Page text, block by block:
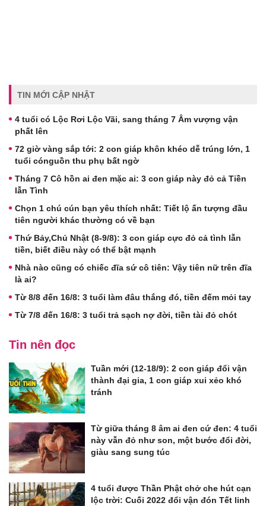
TIN MỚI CẬP NHẬT
4 tuổi có Lộc Rơi Lộc Vãi, sang tháng 7 Âm vượng vận
phất lên
72 giờ vàng sắp tới: 2 con giáp khôn khéo dễ trúng lớn, 1
tuổi cónguồn thu phụ bất ngờ
Tháng 7 Cô hồn ai đen mặc ai: 3 con giáp này đỏ cả Tiền
lẫn Tình
Chọn 1 chú cún bạn yêu thích nhất: Tiết lộ ấn tượng đầu
tiên người khác thường có về bạn
Thứ Bảy,Chủ Nhật (8-9/8): 3 con giáp cực đỏ cả tình lẫn
tiền, biết điều này có thể bật mạnh
Nhà nào cũng có chiếc đĩa sứ cô tiên: Vậy tiên nữ trên đĩa
là ai?
Từ 8/8 đến 16/8: 3 tuổi làm đâu thắng đó, tiền đếm mỏi tay
Từ 7/8 đến 16/8: 3 tuổi trả sạch nợ đời, tiền tài đỏ chót
Tin nên đọc
Tuần mới (12-18/9): 2 con giáp đổi vận
thành đại gia, 1 con giáp xui xẻo khó
tránh
Từ giữa tháng 8 âm ai đen cứ đen: 4 tuổi
này vẫn đỏ như son, một bước đổi đời,
giàu sang sung túc
4 tuổi được Thần Phật chở che hút cạn
lộc trời: Cuối 2022 đổi vận đón Tết linh